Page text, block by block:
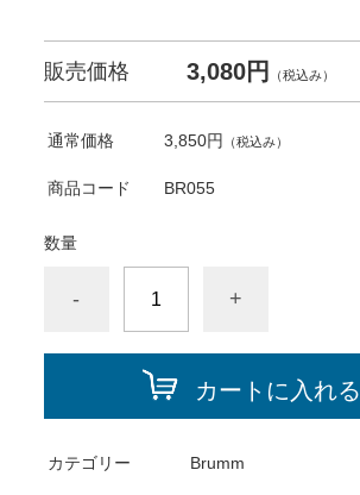
販売価格 3,080円 （税込み）
通常価格 3,850円 （税込み）
商品コード BR055
数量
- +
カートに入れる
カテゴリー Brumm